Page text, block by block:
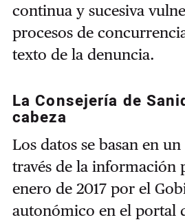
continua y sucesiva
procesos de
texto de la denuncia.
La Consejería de
cabeza
Los datos se basan en
través de la información
enero de 2017 por el
autonómico en el portal